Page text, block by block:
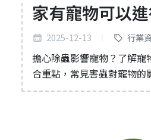
家有寵物可以
毛孩家庭安心除
2025-12-13 行業
擔心除蟲影響寵物？了解寵
合重點，常見害蟲對寵物的
境整理確認標準。